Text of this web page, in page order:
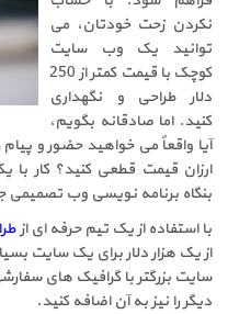
نکردن زحت خودتان، می
توانید یک وب سایت
کوچک با قیمت کمتر از 250
دلار طراحی و نگهداری
کنید. اما صادقانه بگویم،
آیا واقعاً می خواهید حضور و
ارزان قیمت قطعی کنید؟ کار
بنگاه برنامه نویسی وب تصمیمی
با استفاده از یک تیم حرفه ای از
سایت بزرگتر با گرافیک های
دیگر را نیز به آن اضافه کنید.